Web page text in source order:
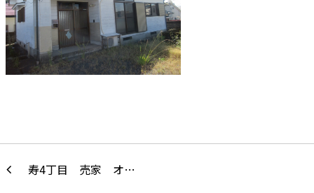
寿4丁目 売家 オ…